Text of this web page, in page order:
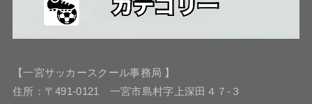
【一宮サッカースクール事務局 】
住所：〒491-0121 一宮市島村字上深田４７-３